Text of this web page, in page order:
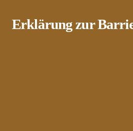
Erklärung zur